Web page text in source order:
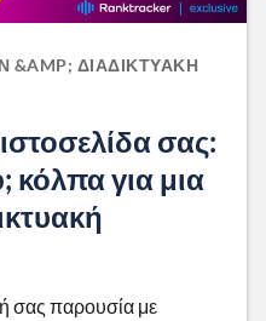
&AMP; ΔΙΑΔΙΚΤΥΑΚΉ
σας:
κόλπα για μια
σας παρουσία με